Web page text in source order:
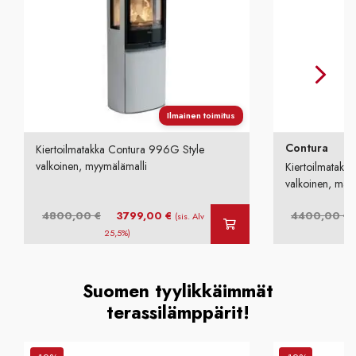
Ilmainen toimitus
Kiertoilmatakka Contura 996G Style
valkoinen, myymälämalli
4800,00€
Alkuperäinen
hinta
3799,00€ Nykyinen
(sis. Alv
25,5%)
Contura
valkoinen,
4400,00€
Suomen tyylikkäimmät
terassilämppärit!